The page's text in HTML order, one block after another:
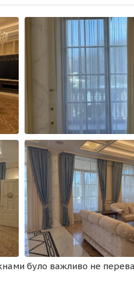
було важливо не